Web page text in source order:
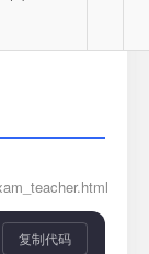
复制代码